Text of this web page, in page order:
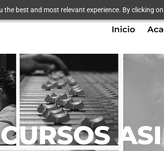
the best and most relevant experience. By clicking
Inicio
CURSOS